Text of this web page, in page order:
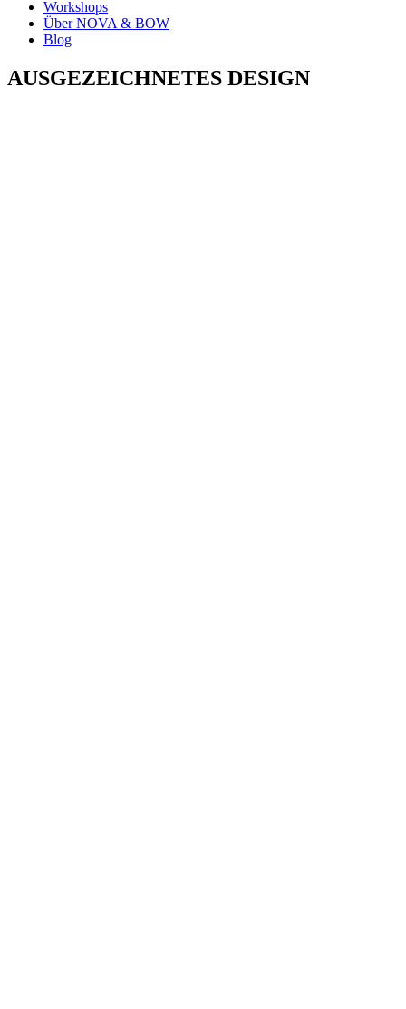
Workshops
Über NOVA & BOW
Blog
AUSGEZEICHNETES DESIGN